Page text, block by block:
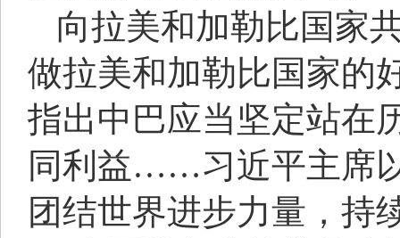
向拉美和加勒比国家
做拉美和加勒比国家的
指出中巴应当坚定站在
同利益……习近平主席
团结世界进步力量，持